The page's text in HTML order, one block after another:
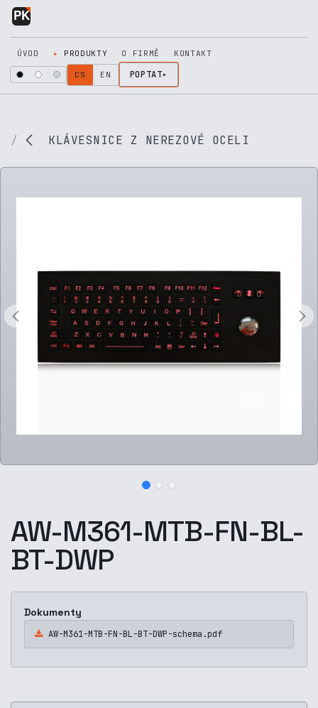
Přejít na obsah
ÚVOD PRODUKTY O FIRMĚ KONTAKT
CS EN POPTAT
KLÁVESNICE Z NEREZOVÉ OCELI
AW-M361-MTB-FN-BL-
BT-DWP
Dokumenty
AW-M361-MTB-FN-BL-BT-DWP-schema.pdf